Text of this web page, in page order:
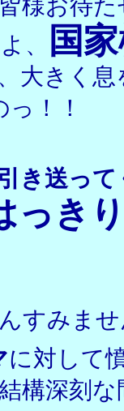
お待た
、
国
大きく息
！！
き送っ
っき
すみま
に対して
構深刻